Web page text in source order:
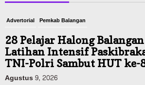
Advertorial Pemkab Balangan
28 Pelajar Halong
Latihan Intensif
TNI-Polri Sambut HUT ke-
Agustus 9, 2026